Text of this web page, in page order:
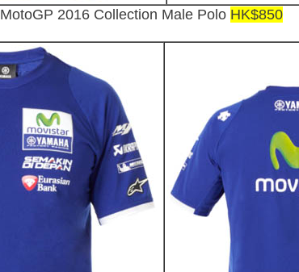
MotoGP 2016 Collection Male Polo HK$850